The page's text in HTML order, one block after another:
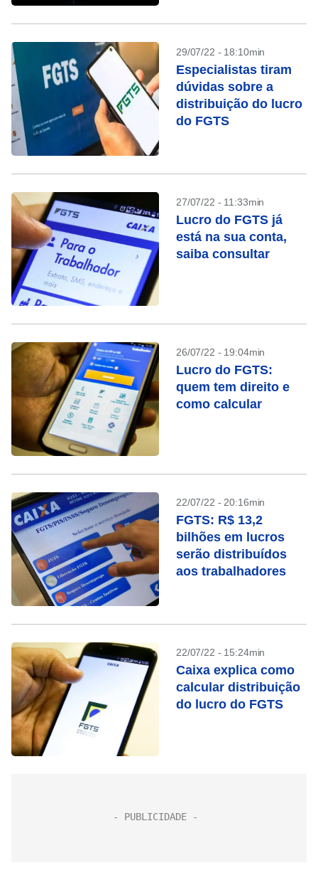
29/07/22 - 18:10min
Especialistas tiram
dúvidas sobre a
distribuição do lucro
do FGTS
27/07/22 - 11:33min
Lucro do FGTS já
está na sua conta,
saiba consultar
26/07/22 - 19:04min
Lucro do FGTS:
quem tem direito e
como calcular
22/07/22 - 20:16min
FGTS: R$ 13,2
bilhões em lucros
serão distribuídos
aos trabalhadores
22/07/22 - 15:24min
Caixa explica como
calcular distribuição
do lucro do FGTS